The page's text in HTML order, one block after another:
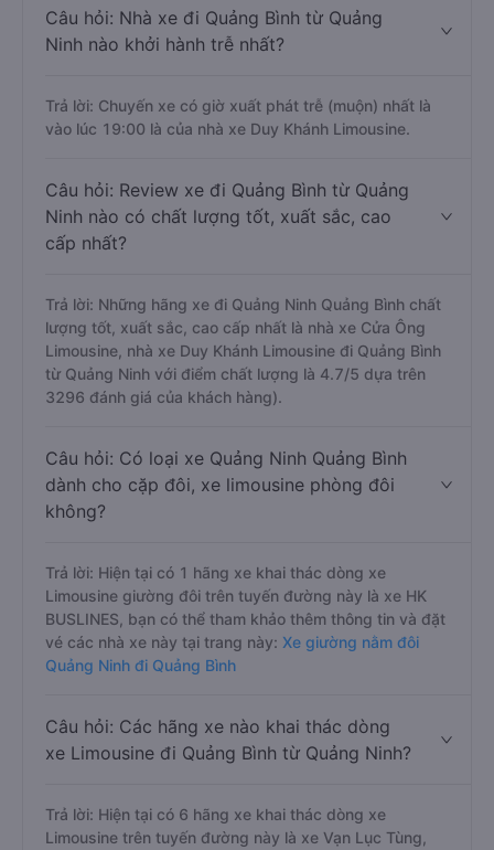
Câu hỏi: Nhà xe đi Quảng Bình từ Quảng
Ninh nào khởi hành trễ nhất?
Trả lời: Chuyến xe có giờ xuất phát trễ (muộn) nhất là
vào lúc 19:00 là của nhà xe Duy Khánh Limousine.
Câu hỏi: Review xe đi Quảng Bình từ Quảng
Ninh nào có chất lượng tốt, xuất sắc, cao
cấp nhất?
Trả lời: Những hãng xe đi Quảng Ninh Quảng Bình chất
lượng tốt, xuất sắc, cao cấp nhất là nhà xe Cửa Ông
Limousine, nhà xe Duy Khánh Limousine đi Quảng Bình
từ Quảng Ninh với điểm chất lượng là 4.7/5 dựa trên
3296 đánh giá của khách hàng).
Câu hỏi: Có loại xe Quảng Ninh Quảng Bình
dành cho cặp đôi, xe limousine phòng đôi
không?
Trả lời: Hiện tại có 1 hãng xe khai thác dòng xe
Limousine giường đôi trên tuyến đường này là xe HK
BUSLINES, bạn có thể tham khảo thêm thông tin và đặt
vé các nhà xe này tại trang này: Xe giường nằm đôi
Quảng Ninh đi Quảng Bình
Câu hỏi: Các hãng xe nào khai thác dòng
xe Limousine đi Quảng Bình từ Quảng Ninh?
Trả lời: Hiện tại có 6 hãng xe khai thác dòng xe
Limousine trên tuyến đường này là xe Vạn Lục Tùng,